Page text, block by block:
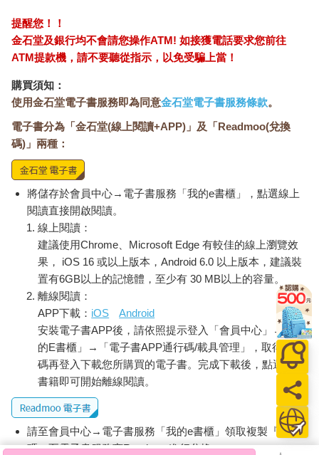
一種溫柔，一種寬恕。紀伊半島實在是個適合緬懷過去的地方，
這裡的人們，與事物的衰微建立了一種健康的關係。一場恰當的
風暴，可以在一夜之間沖刷淨化一切。沒關係，他們會這麼說，
我環顧店裡的設備和座位，咖啡券一排排釘在牆上，可能有買十
杯送一杯這類的優惠，依照慣例，喫茶店會為常客保留票券，只
落裡有張玻璃桌，桌子兩邊各設置一個遊戲搖桿，桌面下嵌著遊
戲螢幕，那是我們兒時最愛的電動遊戲。在油膩的披薩店裡，用
二十五分硬幣可以玩一場「小精靈」（Pac-Man），這樣的夏日
時光已如煙霧般消逝。螢幕電源關著，看起來好像從未開啟過。
「這壞了一段時間了吧？」我問。
「很久囉。」她回答。
她不問我為什麼來到這裡，對我身上背著大背包也毫不在意。這
是我時隔很久以來第一次的徒步旅行，沒有太多計劃。發現「你
好」這間店，喝到一杯難以下嚥的冰咖啡，想起那毫無生機的冰
河岩原和皇室廁所——這一切對我來說都是好兆頭。我的目標很
簡單，只想在半島的古道上徒步行走個三十天、甚至四十天，慢
慢來，不趕時間。
老闆娘那難以取悅、隨性從容的態度讓人印象深刻，她實在很
酷，對什麼事都不在乎，講話模稜兩可、讓人摸不著頭緒，我們
的對話就像在用濕海綿打乒乓一樣。本來可以聊的事情應該有很
多，偏偏我們談到了政府的懦弱和無能，「病毒這個，病毒那個
的，整個世界都出了差錯，」她說，「根本不知道還能不能回歸
正軌」。沒人知道病毒到底潛伏在哪裡，「而且，媽的，根本沒
人在乎」，她說，「就像你不能責怪想喝酒的人，現在這種時
候，任何該死的事情都可能從任何人、任何地方突然冒出來。」
我只能笑笑表示同意。
提醒您！！
金石堂及銀行均不會請您操作ATM! 如接獲電話要求您前往
ATM提款機，請不要聽從指示，以免受騙上當！
購買須知：
使用金石堂電子書服務即為同意金石堂電子書服務條款。
電子書分為「金石堂(線上閱讀+APP)」及「Readmoo(兌換
碼)」兩種：
將儲存於會員中心→電子書服務「我的e書櫃」，點選線上
閱讀直接開啟閱讀。
線上閱讀：
建議使用Chrome、Microsoft Edge 有較佳的線上瀏覽效
果， iOS 16 或以上版本，Android 6.0 以上版本，建議裝
置有6GB以上的記憶體，至少有 30 MB以上的容量。
離線閱讀：
APP下載： iOS
Android
安裝電子書APP後，請依照提示登入「會員中心」→「我
的E書櫃」→「電子書APP通行碼/載具管理」，取得通行
碼再登入下載您所購買的電子書。完成下載後，點選任一
書籍即可開始離線閱讀。
請至會員中心→電子書服務「我的e書櫃」領取複製『兌換
碼』至電子書服務商Readmoo進行兌換。